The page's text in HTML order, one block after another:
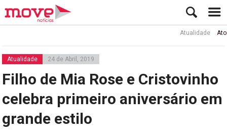
Atualidade Ator Rui
Atualidade 24 de Abril, 2019
Filho de Mia Rose e Cristovinho
celebra primeiro aniversário em
grande estilo